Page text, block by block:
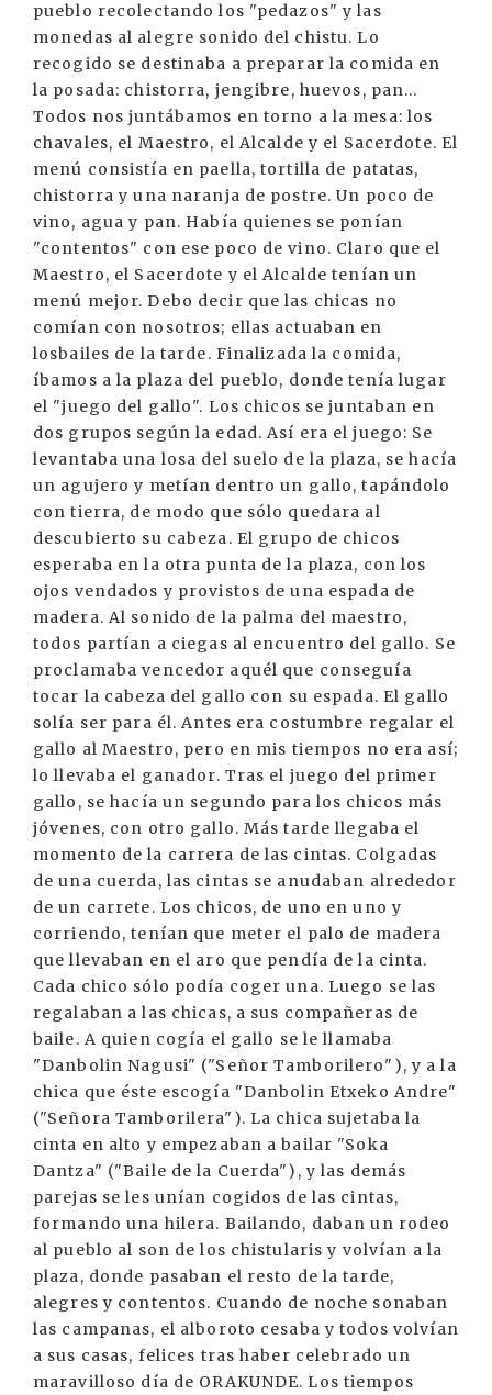
pueblo recolectando los "pedazos" y las
monedas al alegre sonido del chistu. Lo
recogido se destinaba a preparar la comida en
la posada: chistorra, jengibre, huevos, pan...
Todos nos juntábamos en torno a la mesa: los
chavales, el Maestro, el Alcalde y el Sacerdote. El
menú consistía en paella, tortilla de patatas,
chistorra y una naranja de postre. Un poco de
vino, agua y pan. Había quienes se ponían
"contentos" con ese poco de vino. Claro que el
Maestro, el Sacerdote y el Alcalde tenían un
menú mejor. Debo decir que las chicas no
comían con nosotros; ellas actuaban en
losbailes de la tarde. Finalizada la comida,
íbamos a la plaza del pueblo, donde tenía lugar
el "juego del gallo". Los chicos se juntaban en
dos grupos según la edad. Así era el juego: Se
levantaba una losa del suelo de la plaza, se hacía
un agujero y metían dentro un gallo, tapándolo
con tierra, de modo que sólo quedara al
descubierto su cabeza. El grupo de chicos
esperaba en la otra punta de la plaza, con los
ojos vendados y provistos de una espada de
madera. Al sonido de la palma del maestro,
todos partían a ciegas al encuentro del gallo. Se
proclamaba vencedor aquél que conseguía
tocar la cabeza del gallo con su espada. El gallo
solía ser para él. Antes era costumbre regalar el
gallo al Maestro, pero en mis tiempos no era así;
lo llevaba el ganador. Tras el juego del primer
gallo, se hacía un segundo para los chicos más
jóvenes, con otro gallo. Más tarde llegaba el
momento de la carrera de las cintas. Colgadas
de una cuerda, las cintas se anudaban alrededor
de un carrete. Los chicos, de uno en uno y
corriendo, tenían que meter el palo de madera
que llevaban en el aro que pendía de la cinta.
Cada chico sólo podía coger una. Luego se las
regalaban a las chicas, a sus compañeras de
baile. A quien cogía el gallo se le llamaba
"Danbolin Nagusi" ("Señor Tamborilero"), y a la
chica que éste escogía "Danbolin Etxeko Andre"
("Señora Tamborilera"). La chica sujetaba la
cinta en alto y empezaban a bailar "Soka
Dantza" ("Baile de la Cuerda"), y las demás
parejas se les unían cogidos de las cintas,
formando una hilera. Bailando, daban un rodeo
al pueblo al son de los chistularis y volvían a la
plaza, donde pasaban el resto de la tarde,
alegres y contentos. Cuando de noche sonaban
las campanas, el alboroto cesaba y todos volvían
a sus casas, felices tras haber celebrado un
maravilloso día de ORAKUNDE. Los tiempos